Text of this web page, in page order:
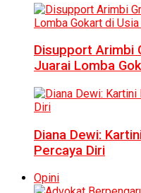
Disupport Arimbi
Juarai Lomba
Diana Dewi:
Percaya Diri
Opini